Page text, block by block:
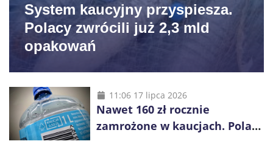
System kaucyjny przyspiesza.
Polacy zwrócili już 2,3 mld
opakowań
11:06 17 lipca 2026
Nawet 160 zł rocznie
zamrożone w kaucjach. Polacy